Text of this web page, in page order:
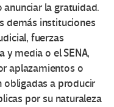
la gratuidad.
demás instituciones
fuerzas
y media o el SENA,
aplazamientos o
obligadas a producir
por su naturaleza